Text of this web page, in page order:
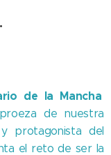
de la Mancha
de nuestra
y protagonista del
el reto de ser la